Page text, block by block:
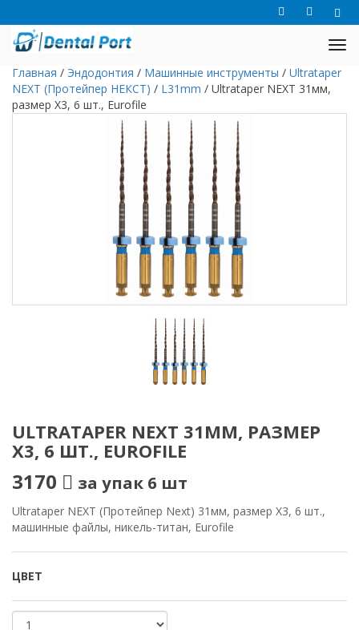
Главная / Эндодонтия / Машинные инструменты / Ultrataper
NEXT (Протейпер НЕКСТ) / L31mm / Ultrataper NEXT 31мм,
размер X3, 6 шт., Eurofile
ULTRATAPER NEXT 31ММ, РАЗМЕР
X3, 6 ШТ., EUROFILE
3170 за упак 6 шт
Ultrataper NEXT (Протейпер Next) 31мм, размер X3, 6 шт.,
машинные файлы, никель-титан, Eurofile
ЦВЕТ